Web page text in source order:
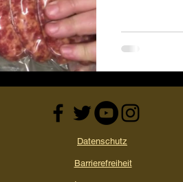
Datenschutz
Barrierefreiheit